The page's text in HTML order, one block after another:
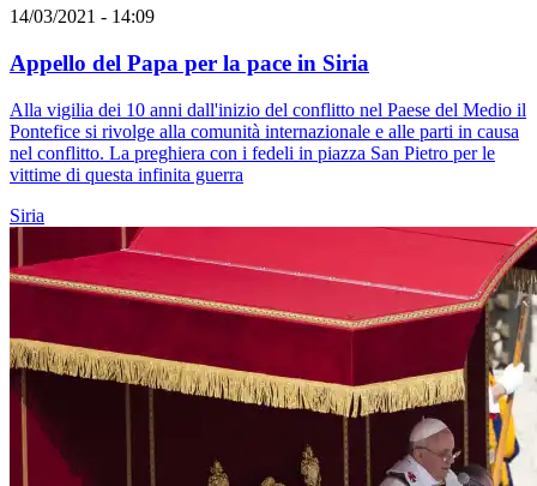
14/03/2021 - 14:09
Appello del Papa per la pace in Siria
Alla vigilia dei 10 anni dall'inizio del conflitto nel Paese del Medio il
Pontefice si rivolge alla comunità internazionale e alle parti in causa
nel conflitto. La preghiera con i fedeli in piazza San Pietro per le
vittime di questa infinita guerra
Siria